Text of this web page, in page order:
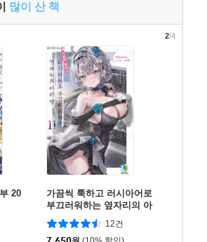
많이 산 책
20
가끔씩 툭하고 러시아어로
부끄러워하는 옆자리의 아
랴 양 11
12건
2/4